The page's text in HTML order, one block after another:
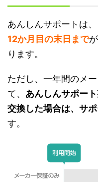
あんしんサポートは、
12か月目の末日まで
ります。
ただし、一年間のメ
て、 あんしんサポー
交換した場合は、サ
す。